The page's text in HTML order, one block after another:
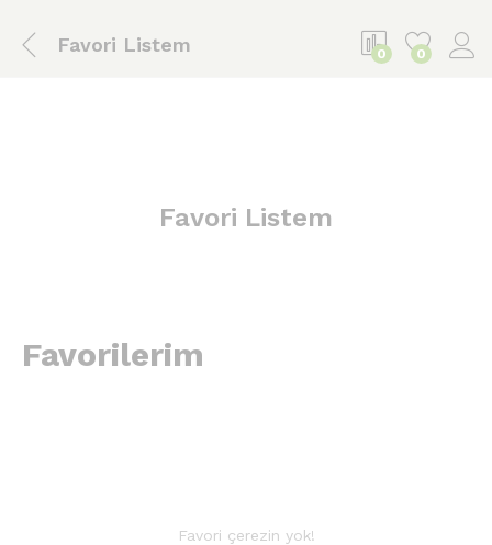
Favori Listem 0 0
Favori Listem
Favorilerim
Favori çerezin yok!